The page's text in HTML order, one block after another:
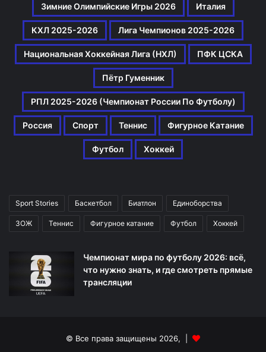
Зимние Олимпийские Игры 2026 Италия
КХЛ 2025-2026 Лига Чемпионов 2025-2026
Национальная Хоккейная Лига (НХЛ) ПФК ЦСКА
Пётр Гуменник
РПЛ 2025-2026 (Чемпионат России По Футболу)
Россия Спорт Теннис Фигурное Катание
Футбол Хоккей
Sport Stories Баскетбол Биатлон Единоборства
ЗОЖ Теннис Фигурное катание Футбол Хоккей
Чемпионат мира по футболу 2026: всё,
что нужно знать, и где смотреть прямые
трансляции
© Все права защищены 2026, |